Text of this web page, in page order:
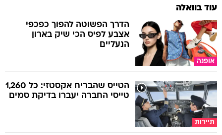
עוד בוואלה
אופנה
הדרך הפשוטה להפוך כפכפי
אצבע לפיס הכי שיק בארון
הנעליים
תיירות
הטייס שהבריח אקסטזי: כל 1,260
טייסי החברה יעברו בדיקת סמים